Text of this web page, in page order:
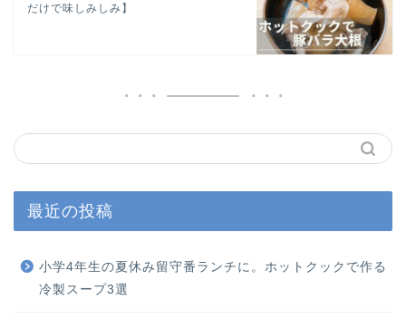
だけで味しみしみ】
最近の投稿
小学4年生の夏休み留守番ランチに。ホットクックで作る
冷製スープ3選